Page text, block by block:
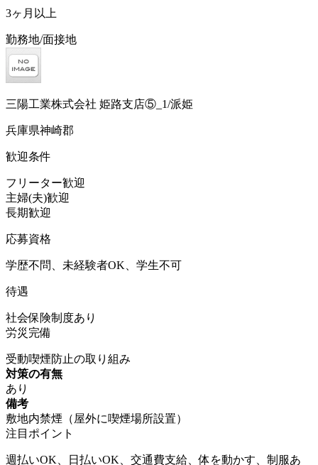
3ヶ月以上
勤務地/面接地
三陽工業株式会社 姫路支店⑤_1/派姫
兵庫県神崎郡
歓迎条件
フリーター歓迎
主婦(夫)歓迎
長期歓迎
応募資格
学歴不問、未経験者OK、学生不可
待遇
社会保険制度あり
労災完備
受動喫煙防止の取り組み
対策の有無
あり
備考
敷地内禁煙（屋外に喫煙場所設置）
注目ポイント
週払いOK、日払いOK、交通費支給、体を動かす、制服あ